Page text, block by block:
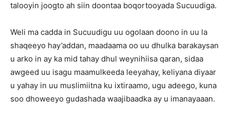
talooyin joogto ah siin doontaa boqortooyada Sucuudiga.
Weli ma cadda in Sucuudigu uu ogolaan doono in uu la
shaqeeyo hay’addan, maadaama oo uu dhulka barakaysan
u arko in ay ka mid tahay dhul weynihiisa qaran, sidaa
awgeed uu isagu maamulkeeda leeyahay, keliyana diyaar
u yahay in uu muslimiitna ku ixtiraamo, ugu adeego, kuna
soo dhoweeyo gudashada waajibaadka ay u imanayaaan.